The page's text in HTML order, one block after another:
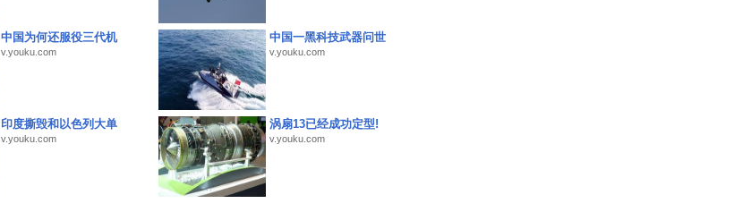
中国为何还服役三代机
v.youku.com
中国一黑科技武器问世
v.youku.com
印度撕毁和以色列大单
v.youku.com
涡扇13已经成功定型!
v.youku.com